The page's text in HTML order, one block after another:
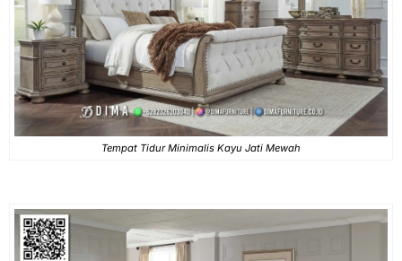
Tempat Tidur Minimalis Kayu Jati Mewah